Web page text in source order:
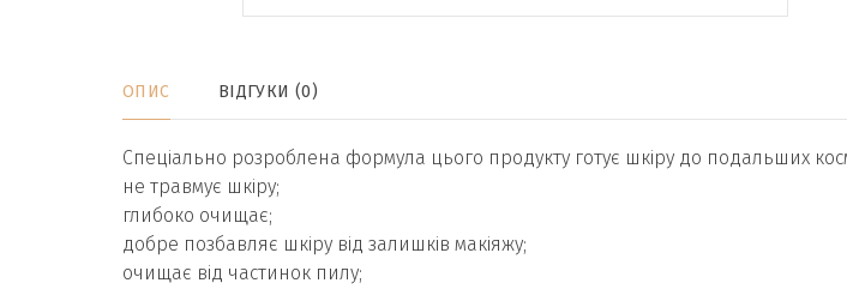
ОПИС ВІДГУКИ (0)
Спеціально розроблена формула цього продукту готує шкіру до подальших
не травмує шкіру;
глибоко очищає;
добре позбавляє шкіру від залишків макіяжу;
очищає від частинок пилу;